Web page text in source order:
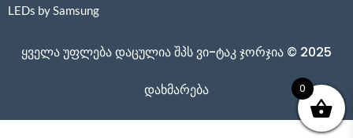
LEDs by Samsung
ყველა უფლება დაცულია შპს ვი-ტაკ ჯორჯია © 2025
დახმარება 0